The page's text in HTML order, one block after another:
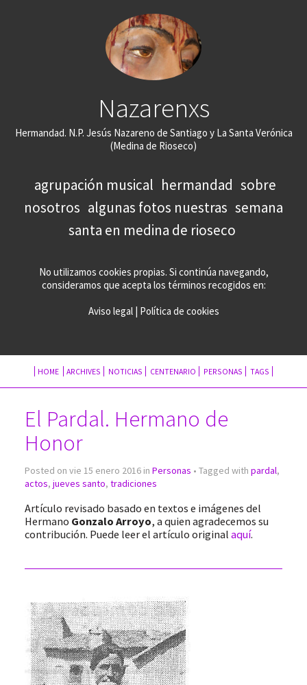
Nazarenxs
Hermandad. N.P. Jesús Nazareno de Santiago y La Santa Verónica
(Medina de Rioseco)
agrupación musical hermandad sobre
nosotros algunas fotos nuestras semana
santa en medina de rioseco
No utilizamos cookies propias. Si continúa navegando,
consideramos que acepta los términos recogidos en:
Aviso legal| Política de cookies
HOME ARCHIVES NOTICIAS CENTENARIO PERSONAS TAGS
El Pardal. Hermano de
Honor
Posted on vie 15 enero 2016 in Personas • Tagged with pardal,
actos, jueves santo, tradiciones
Artículo revisado basado en textos e imágenes del
Hermano Gonzalo Arroyo, a quien agradecemos su
contribución. Puede leer el artículo original aquí.